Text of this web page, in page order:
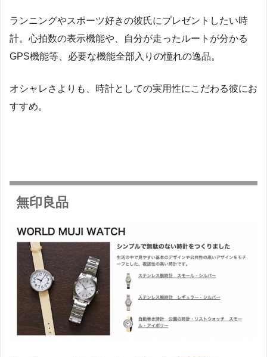
ランニングやスポーツ好きの彼氏にプレゼントしたい時
計。心拍数の表示機能や、自分が走ったルートが分かる
GPS機能等、必要な機能全部入りの憧れの逸品。
オシャレさよりも、時計としての実用性にこだわる彼にお
すすめ。
無印良品